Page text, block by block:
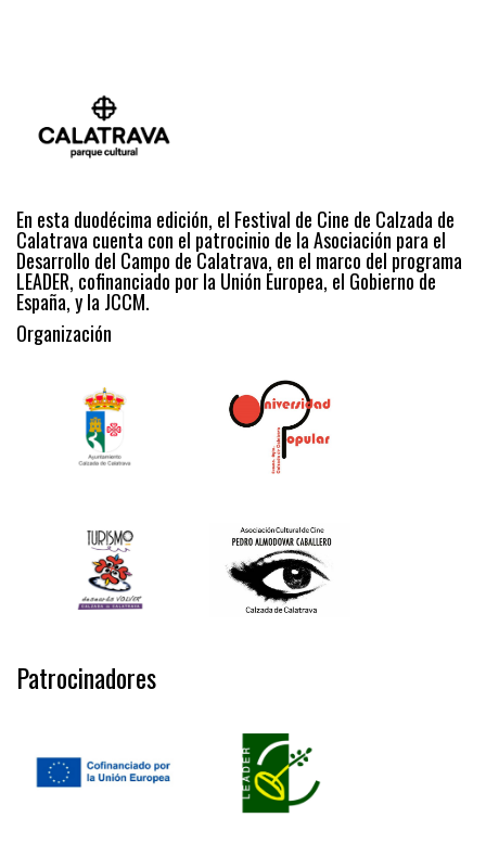
En esta duodécima edición, el Festival de Cine de Calzada de
Calatrava cuenta con el patrocinio de la Asociación para el
Desarrollo del Campo de Calatrava, en el marco del programa
LEADER, cofinanciado por la Unión Europea, el Gobierno de
España, y la JCCM.
Organización
Patrocinadores